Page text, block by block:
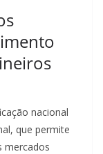
nacional
que permite
mercados